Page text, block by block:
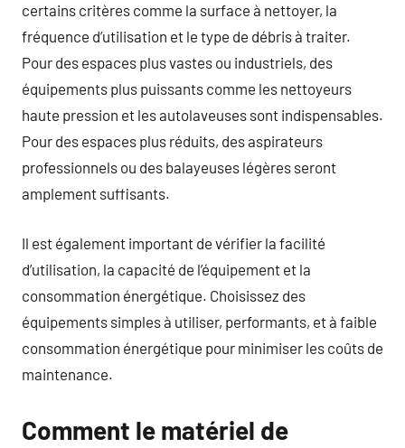
certains critères comme la surface à nettoyer, la
fréquence d’utilisation et le type de débris à traiter.
Pour des espaces plus vastes ou industriels, des
équipements plus puissants comme les nettoyeurs
haute pression et les autolaveuses sont indispensables.
Pour des espaces plus réduits, des aspirateurs
professionnels ou des balayeuses légères seront
amplement suffisants.
Il est également important de vérifier la facilité
d’utilisation, la capacité de l’équipement et la
consommation énergétique. Choisissez des
équipements simples à utiliser, performants, et à faible
consommation énergétique pour minimiser les coûts de
maintenance.
Comment le matériel de